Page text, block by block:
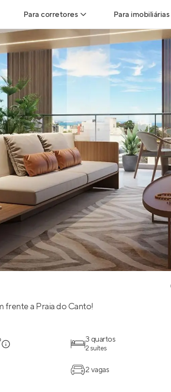
Para corretores
Leads para Corretores
Corretor+
Parcerias imobiliárias
Hub de Corretores
Perfil Verificado
Anunciar imóveis
Para imobiliárias
Leads para
Hub de
frente a Praia do Canto!
3 quartos
2 suítes
2 vagas